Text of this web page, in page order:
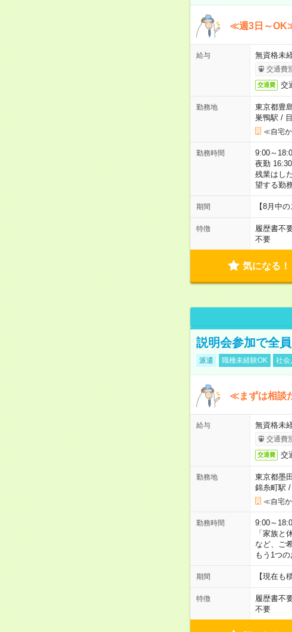
≪週3日～OK≫
給与 無資格未
交通費
交通費 交
勤務地
東京都豊
巣鴨駅 /
≪自宅か
勤務時間
9:00～
夜勤
残業はし
望する勤
期間 【8月中
特徴 履歴書不
不要
気になる！
説明会参加で全
派遣 職種未経験OK 社会
≪まずは相談
給与 無資格未
交通費
交通費 交
勤務地
東京都墨
錦糸町駅 /
≪自宅か
勤務時間
9:00～
「家族と
など、ご
もう1つ
期間 【現在
特徴 履歴書不
不要